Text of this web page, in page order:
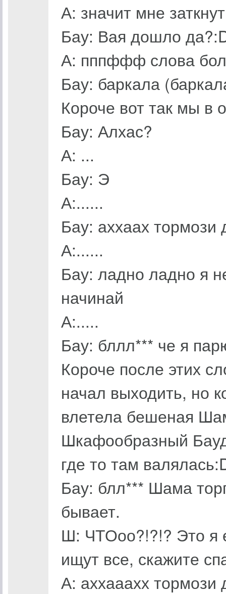
А: значит мне
Бау: Вая дошло
А: пппффф слова
Бау: баркала
Короче вот так мы в
Бау: Алхас?
А: ...
Бау: Э
А:......
Бау: аххаах тормози
А:......
Бау: ладно ладно я
начинай
А:.....
Бау: бллл*** че я
Короче после этих
начал выходить, но
влетела бешеная
Шкафообразный
где то там
Бау: блл*** Шама
бывает.
Ш: ЧТОоо?!?!? Это я
ищут все, скажите
А: аххааахх тормози